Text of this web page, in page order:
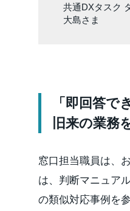
共通DXタスク
大島さま
「即回答で
旧来の業務
窓口担当職員は、
は、判断マニュア
の類似対応事例を